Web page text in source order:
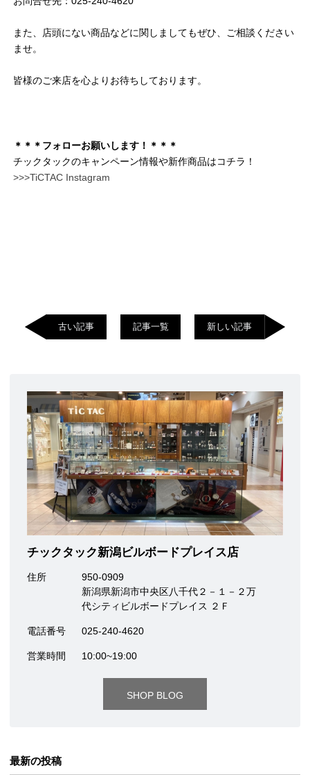
また、店頭にない商品などに関しましてもぜひ、ご相談ください
ませ。
皆様のご来店を心よりお待ちしております。
＊＊＊フォローお願いします！＊＊＊
チックタックのキャンペーン情報や新作商品はコチラ！
>>>TiCTAC Instagram
古い記事 記事一覧 新しい記事
チックタック新潟ビルボードプレイス店
住所
950-0909
新潟県新潟市中央区八千代２－１－２万
代シティビルボードプレイス ２Ｆ
電話番号 025-240-4620
営業時間 10:00~19:00
SHOP BLOG
最新の投稿